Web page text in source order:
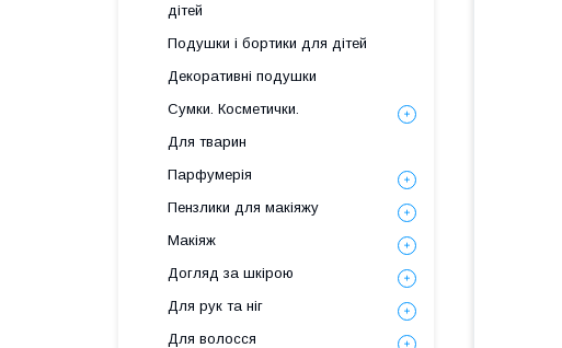
дітей
Подушки і бортики для дітей
Декоративні подушки
Сумки. Косметички.
Для тварин
Парфумерія
Пензлики для макіяжу
Макіяж
Догляд за шкірою
Для рук та ніг
Для волосся